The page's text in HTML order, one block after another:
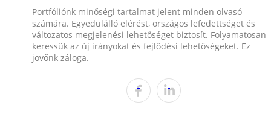
Portfóliónk minőségi tartalmat jelent minden olvasó
számára. Egyedülálló elérést, országos lefedettséget és
változatos megjelenési lehetőséget biztosít. Folyamatosan
keressük az új irányokat és fejlődési lehetőségeket. Ez
jövőnk záloga.